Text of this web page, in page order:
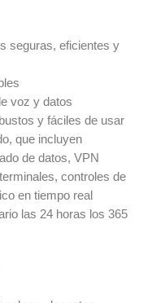
seguras, eficientes y
voz y datos
y fáciles de usar
que incluyen
de datos, VPN
controles de
en tiempo real
las 24 horas los 365